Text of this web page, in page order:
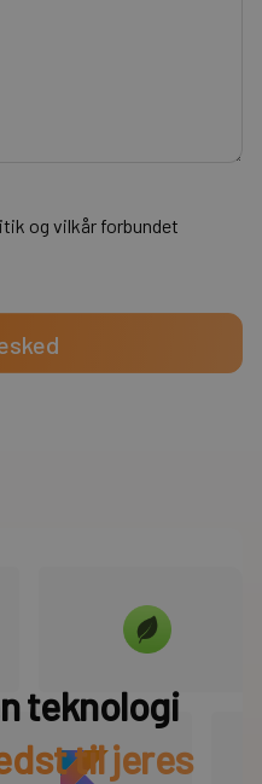
og vilkår forbundet
teknologi
til jeres